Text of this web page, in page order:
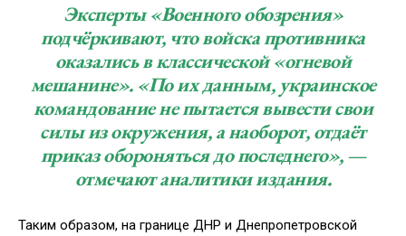
Эксперты «Военного обозрения»
подчёркивают, что войска противника
оказались в классической «огневой
мешани­не». «По их данным, украинское
командование не пытается вывести свои
силы из окружения, а наоборот, отдаёт
приказ обороняться до последнего», —
отмечают аналитики издания.
Таким образом, на границе ДНР и Днепропетровской